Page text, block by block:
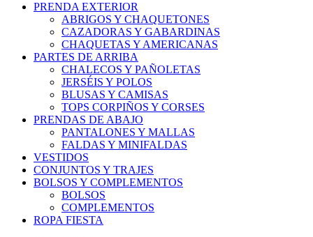
PRENDA EXTERIOR
ABRIGOS Y CHAQUETONES
CAZADORAS Y GABARDINAS
CHAQUETAS Y AMERICANAS
PARTES DE ARRIBA
CHALECOS Y PAÑOLETAS
JERSÉIS Y POLOS
BLUSAS Y CAMISAS
TOPS CORPIÑOS Y CORSES
PRENDAS DE ABAJO
PANTALONES Y MALLAS
FALDAS Y MINIFALDAS
VESTIDOS
CONJUNTOS Y TRAJES
BOLSOS Y COMPLEMENTOS
BOLSOS
COMPLEMENTOS
ROPA FIESTA